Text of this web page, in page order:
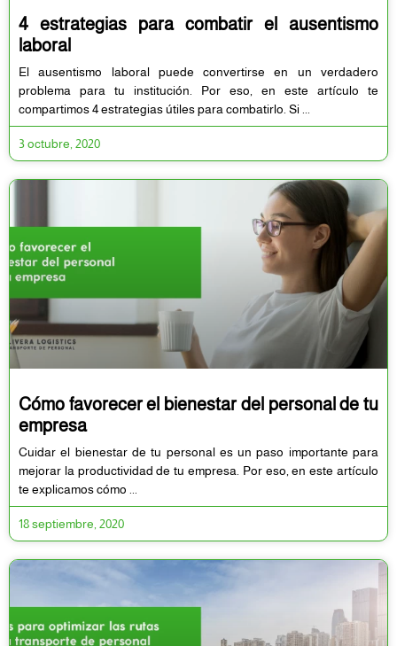
4 estrategias para combatir el ausentismo
laboral
El ausentismo laboral puede convertirse en un verdadero
problema para tu institución. Por eso, en este artículo te
compartimos 4 estrategias útiles para combatirlo. Si
3 octubre, 2020
Cómo favorecer el bienestar del personal de tu
empresa
Cuidar el bienestar de tu personal es un paso importante para
mejorar la productividad de tu empresa. Por eso, en este artículo
te explicamos cómo
18 septiembre, 2020